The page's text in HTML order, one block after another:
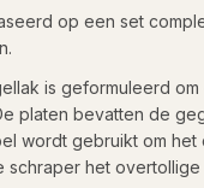
op een set
is geformuleerd
platen bevatten de
wordt gebruikt om
schraper het overtollige